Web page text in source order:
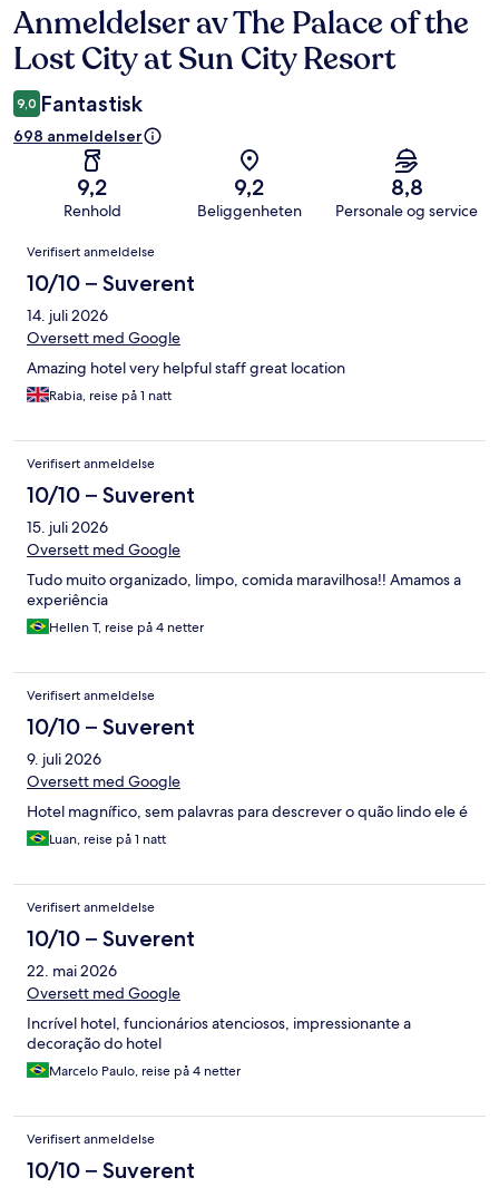
Anmeldelser
Anmeldelser av The Palace of the
Lost City at Sun City Resort
9,0 Fantastisk
698 anmeldelser
9,2
Renhold
9,2
Beliggenheten
8,8
Personale og service
Anmeldelser
Verifisert anmeldelse
10/10 – Suverent
14. juli 2026
Oversett med Google
Amazing hotel very helpful staff great location
Rabia, reise på 1 natt
Verifisert anmeldelse
10/10 – Suverent
15. juli 2026
Oversett med Google
Tudo muito organizado, limpo, comida maravilhosa!! Amamos a
experiência
Hellen T, reise på 4 netter
Verifisert anmeldelse
10/10 – Suverent
9. juli 2026
Oversett med Google
Hotel magnífico, sem palavras para descrever o quão lindo ele é
Luan, reise på 1 natt
Verifisert anmeldelse
10/10 – Suverent
22. mai 2026
Oversett med Google
Incrível hotel, funcionários atenciosos, impressionante a
decoração do hotel
Marcelo Paulo, reise på 4 netter
Verifisert anmeldelse
10/10 – Suverent